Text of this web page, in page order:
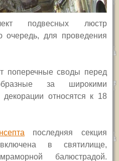
подвесных люстр
очередь, для проведения
поперечные своды перед
за широкими
относятся к 18
последняя секция
в святилище,
балюстрадой.